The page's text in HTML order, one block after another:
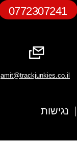
0772307241
amit@trackjunkies.co.il
נגישות